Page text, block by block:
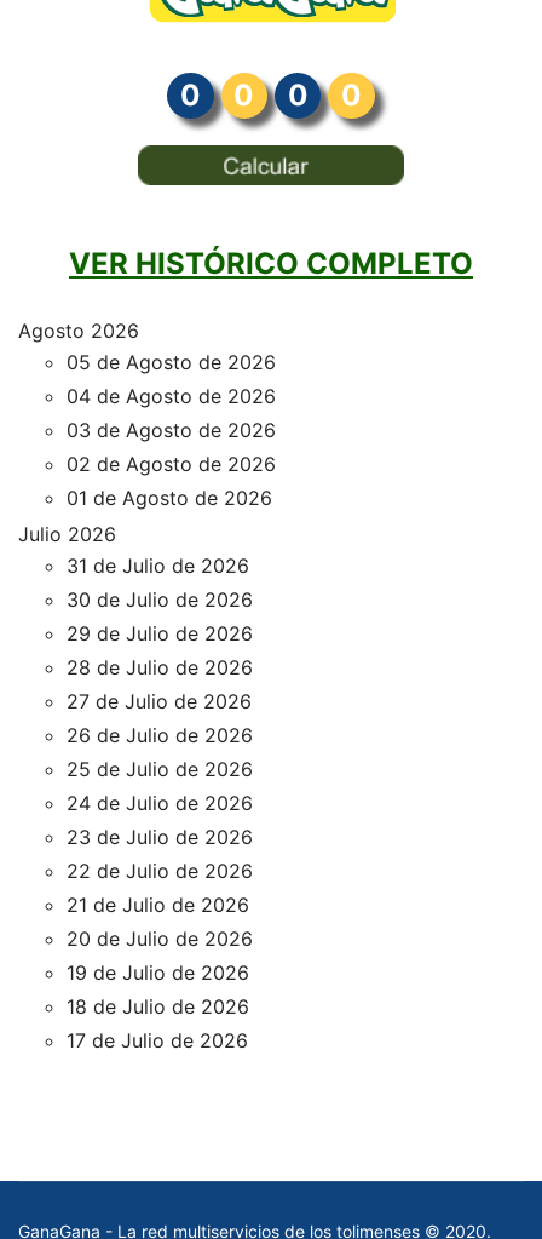
0 0 0 0
VER HISTÓRICO COMPLETO
Agosto 2026
05 de Agosto de 2026
04 de Agosto de 2026
03 de Agosto de 2026
02 de Agosto de 2026
01 de Agosto de 2026
Julio 2026
31 de Julio de 2026
30 de Julio de 2026
29 de Julio de 2026
28 de Julio de 2026
27 de Julio de 2026
26 de Julio de 2026
25 de Julio de 2026
24 de Julio de 2026
23 de Julio de 2026
22 de Julio de 2026
21 de Julio de 2026
20 de Julio de 2026
19 de Julio de 2026
18 de Julio de 2026
17 de Julio de 2026
GanaGana - La red multiservicios de los tolimenses © 2020.